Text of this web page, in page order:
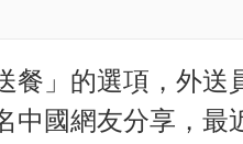
餐」的選項，外送
中國網友分享，最